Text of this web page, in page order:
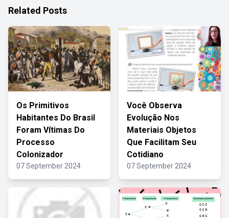
Related Posts
Os Primitivos
Habitantes Do Brasil
Foram Vítimas Do
Processo
Colonizador
07 September 2024
Você Observa
Evolução Nos
Materiais Objetos
Que Facilitam Seu
Cotidiano
07 September 2024